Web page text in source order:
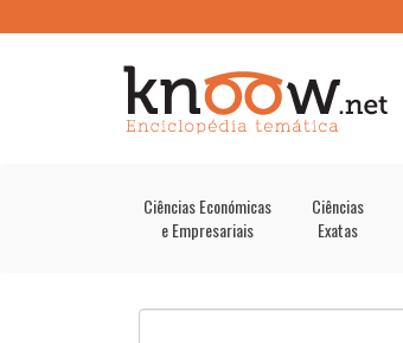
Ciências Económicas
e Empresariais
Ciências
Exatas